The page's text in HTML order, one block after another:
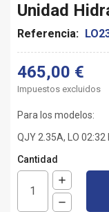
Unidad
Referencia:
465,00 €
Impuestos excluidos
Para los modelos:
QJY 2.35A, LO 02:32
Cantidad